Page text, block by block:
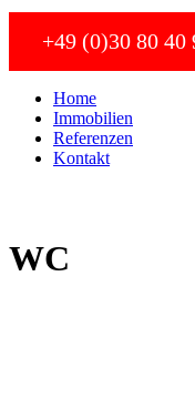
+49 (0)30 80 40
Home
Immobilien
Referenzen
Kontakt
WC